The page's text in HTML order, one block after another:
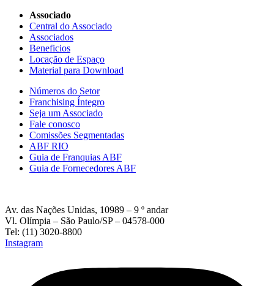
Associado
Central do Associado
Associados
Beneficios
Locação de Espaço
Material para Download
Números do Setor
Franchising Íntegro
Seja um Associado
Fale conosco
Comissões Segmentadas
ABF RIO
Guia de Franquias ABF
Guia de Fornecedores ABF
Av. das Nações Unidas, 10989 – 9 º andar
Vl. Olímpia – São Paulo/SP – 04578-000
Tel: (11) 3020-8800
Instagram